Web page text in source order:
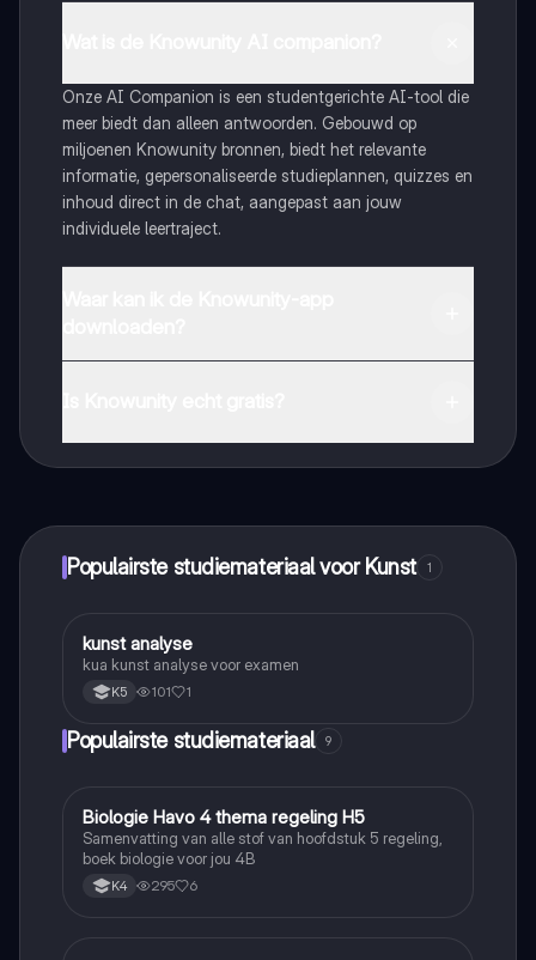
Onze AI Companion is een studentgerichte AI-tool die
meer biedt dan alleen antwoorden. Gebouwd op
miljoenen Knowunity bronnen, biedt het relevante
informatie, gepersonaliseerde studieplannen, quizzes en
inhoud direct in de chat, aangepast aan jouw
individuele leertraject.
Populairste studiemateriaal voor Kunst 1
Kunst
kunst analyse
kua kunst analyse voor examen
K5 101 1
Populairste studiemateriaal 9
Biologie
Biologie Havo 4 thema regeling H5
Samenvatting van alle stof van hoofdstuk 5 regeling,
boek biologie voor jou 4B
K4 295 6